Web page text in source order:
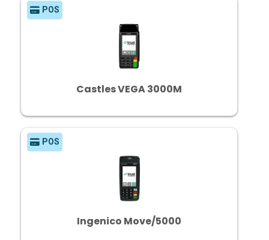
POS
Castles VEGA 3000M
POS
Ingenico Move/5000